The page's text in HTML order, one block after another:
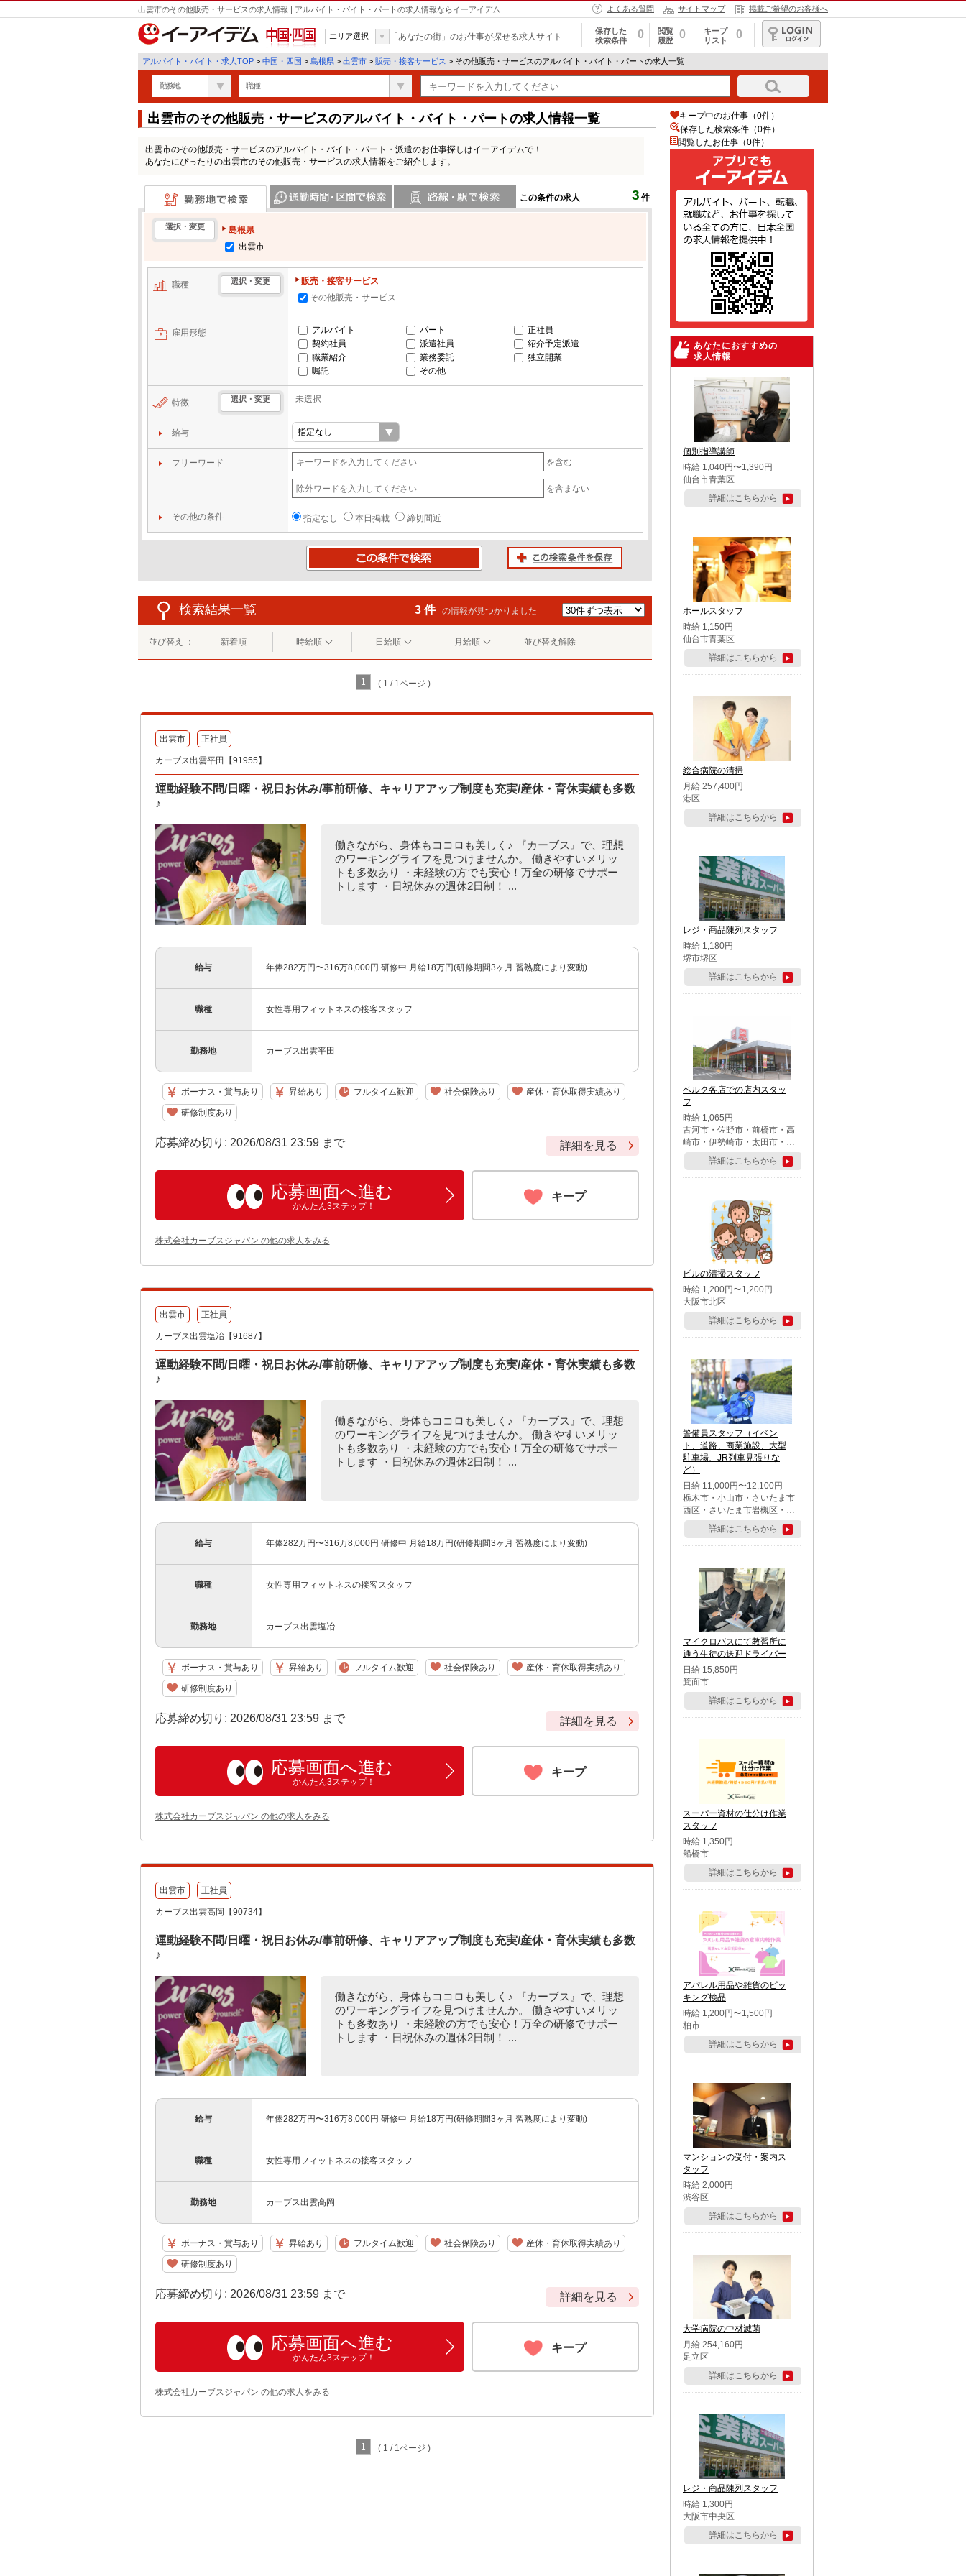
出雲市のその他販売・サービスの求人情報 | アルバイト・バイト・パートの求人情報ならイーアイデム よくある質問 サイトマップ 掲載ご希望のお客様へ
中国・四国
エリア選択 「あなたの街」のお仕事が探せる求人サイト
保存した
検索条件
0
閲覧
履歴
0
キープ
リスト
0
ログイン
アルバイト・バイト・求人TOP > 中国・四国 > 島根県 > 出雲市 > 販売・接客サービス > その他販売・サービスのアルバイト・バイト・パートの求人一覧
勤務地 職種
出雲市のその他販売・サービスのアルバイト・バイト・パートの求人情報一覧
出雲市のその他販売・サービスのアルバイト・バイト・パート・派遣のお仕事探しはイーアイデムで！
あなたにぴったりの出雲市のその他販売・サービスの求人情報をご紹介します。
この条件の求人 3 件
勤務地で検索
選択・変更
島根県
出雲市
職種 選択・変更
販売・接客サービス
その他販売・サービス
雇用形態 アルバイト パート
正社員
契約社員
派遣社員
紹介予定派遣
職業紹介
業務委託
独立開業
嘱託
その他
特徴 選択・変更 未選択
給与
フリーワード を含む
を含まない
その他の条件 指定なし 本日掲載 締切間近
検索結果一覧 3 件 の情報が見つかりました
並び替え ： 新着順 時給順 日給順 月給順 並び替え解除
1 ( 1 / 1ページ )
出雲市 正社員
カーブス出雲平田【91955】
運動経験不問/日曜・祝日お休み/事前研修、キャリアアップ制度も充実/産休・育休実績も多数
♪
働きながら、身体もココロも美しく♪ 『カーブス』で、理想
のワーキングライフを見つけませんか。 働きやすいメリッ
トも多数あり ・未経験の方でも安心！万全の研修でサポー
トします ・日祝休みの週休2日制！ ...
給与 年俸282万円〜316万8,000円 研修中 月給18万円(研修期間3ヶ月 習熟度により変動)
職種 女性専用フィットネスの接客スタッフ
勤務地 カーブス出雲平田
ボーナス・賞与あり 昇給あり フルタイム歓迎 社会保険あり 産休・育休取得実績あり
研修制度あり
応募締め切り: 2026/08/31 23:59 まで 詳細を見る
応募画面へ進む
かんたん3ステップ！
キープ
株式会社カーブスジャパン の他の求人をみる
出雲市 正社員
カーブス出雲塩冶【91687】
運動経験不問/日曜・祝日お休み/事前研修、キャリアアップ制度も充実/産休・育休実績も多数
♪
働きながら、身体もココロも美しく♪ 『カーブス』で、理想
のワーキングライフを見つけませんか。 働きやすいメリッ
トも多数あり ・未経験の方でも安心！万全の研修でサポー
トします ・日祝休みの週休2日制！ ...
給与 年俸282万円〜316万8,000円 研修中 月給18万円(研修期間3ヶ月 習熟度により変動)
職種 女性専用フィットネスの接客スタッフ
勤務地 カーブス出雲塩冶
ボーナス・賞与あり 昇給あり フルタイム歓迎 社会保険あり 産休・育休取得実績あり
研修制度あり
応募締め切り: 2026/08/31 23:59 まで 詳細を見る
応募画面へ進む
かんたん3ステップ！
キープ
株式会社カーブスジャパン の他の求人をみる
出雲市 正社員
カーブス出雲高岡【90734】
運動経験不問/日曜・祝日お休み/事前研修、キャリアアップ制度も充実/産休・育休実績も多数
♪
働きながら、身体もココロも美しく♪ 『カーブス』で、理想
のワーキングライフを見つけませんか。 働きやすいメリッ
トも多数あり ・未経験の方でも安心！万全の研修でサポー
トします ・日祝休みの週休2日制！ ...
給与 年俸282万円〜316万8,000円 研修中 月給18万円(研修期間3ヶ月 習熟度により変動)
職種 女性専用フィットネスの接客スタッフ
勤務地 カーブス出雲高岡
ボーナス・賞与あり 昇給あり フルタイム歓迎 社会保険あり 産休・育休取得実績あり
研修制度あり
応募締め切り: 2026/08/31 23:59 まで 詳細を見る
応募画面へ進む
かんたん3ステップ！
キープ
株式会社カーブスジャパン の他の求人をみる
1 ( 1 / 1ページ )
キープ中のお仕事（0件）
保存した検索条件（0件）
閲覧したお仕事（0件）
あなたにおすすめの
求人情報
個別指導講師
時給 1,040円〜1,390円
仙台市青葉区
詳細はこちらから
ホールスタッフ
時給 1,150円
仙台市青葉区
詳細はこちらから
総合病院の清掃
月給 257,400円
港区
詳細はこちらから
レジ・商品陳列スタッフ
時給 1,180円
堺市堺区
詳細はこちらから
ベルク各店での店内スタッ
フ
時給 1,065円
古河市・佐野市・前橋市・高
崎市・伊勢崎市・太田市・館
林市・藤岡市・大泉町・さい
たま市北区・川越市・熊谷
市・行田市・秩父市・所沢
市・鶴ケ島市・千葉市中央
区・市川市・松戸市・習志野
市・柏市・流山市・八千代
市・足立区・江戸川区・八王
子市・町田市
詳細はこちらから
ビルの清掃スタッフ
時給 1,200円〜1,200円
大阪市北区
詳細はこちらから
警備員スタッフ（イベン
ト、道路、商業施設、大型
駐車場、JR列車見張りな
ど）
日給 11,000円〜12,100円
栃木市・小山市・さいたま市
西区・さいたま市岩槻区・久
喜市・蓮田市
詳細はこちらから
マイクロバスにて教習所に
通う生徒の送迎ドライバー
日給 15,850円
箕面市
詳細はこちらから
スーパー資材の仕分け作業
スタッフ
時給 1,350円
船橋市
詳細はこちらから
アパレル用品や雑貨のピッ
キング検品
時給 1,200円〜1,500円
柏市
詳細はこちらから
マンションの受付・案内ス
タッフ
時給 2,000円
渋谷区
詳細はこちらから
大学病院の中材滅菌
月給 254,160円
足立区
詳細はこちらから
レジ・商品陳列スタッフ
時給 1,300円
大阪市中央区
詳細はこちらから